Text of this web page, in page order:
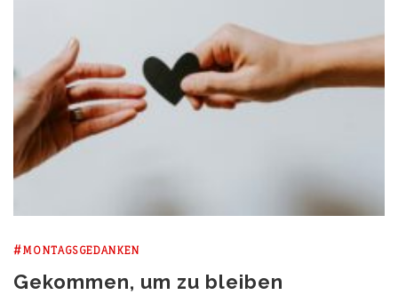
#MONTAGSGEDANKEN
Gekommen, um zu bleiben